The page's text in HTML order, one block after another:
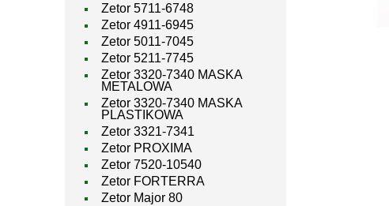
Zetor 5711-6748
Zetor 4911-6945
Zetor 5011-7045
Zetor 5211-7745
Zetor 3320-7340 MASKA
METALOWA
Zetor 3320-7340 MASKA
PLASTIKOWA
Zetor 3321-7341
Zetor PROXIMA
Zetor 7520-10540
Zetor FORTERRA
Zetor Major 80